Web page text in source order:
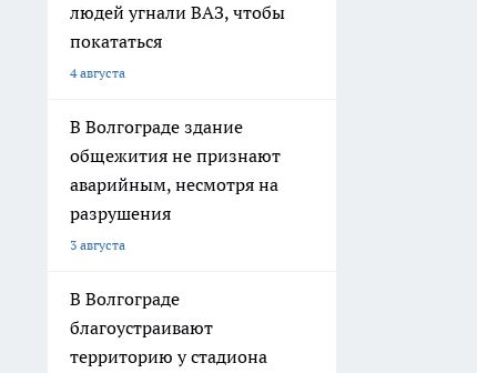
людей угнали ВАЗ, чтобы
покататься
4 августа
В Волгограде здание
общежития не признают
аварийным, несмотря на
разрушения
3 августа
В Волгограде
благоустраивают
территорию у стадиона